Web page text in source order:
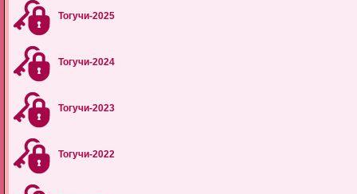
Тогучи-2025
Тогучи-2024
Тогучи-2023
Тогучи-2022